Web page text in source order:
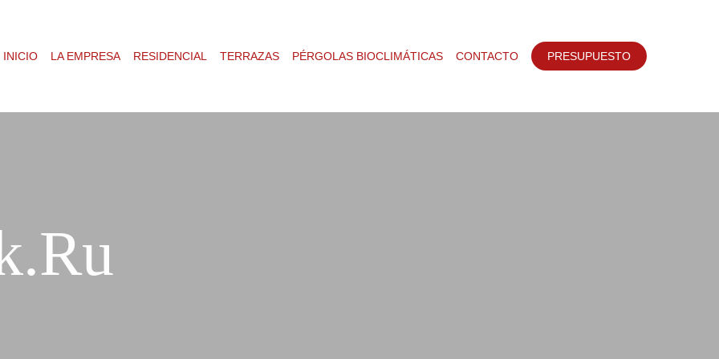
INICIO LA EMPRESA RESIDENCIAL TERRAZAS PÉRGOLAS BIOCLIMÁTICAS CONTACTO PRESUPUESTO